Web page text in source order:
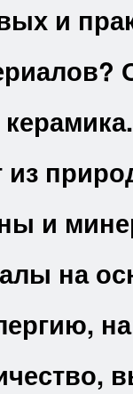
и
из
и
на